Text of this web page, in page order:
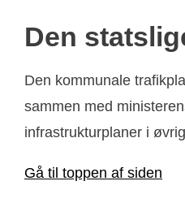
Den
Den kommunale
sammen med
infrastrukturplaner i
Gå til toppen af siden